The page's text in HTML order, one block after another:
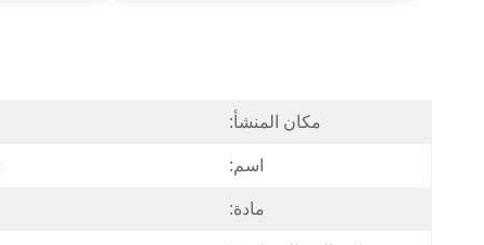
مكان المنشأ:
اسم:
مادة: